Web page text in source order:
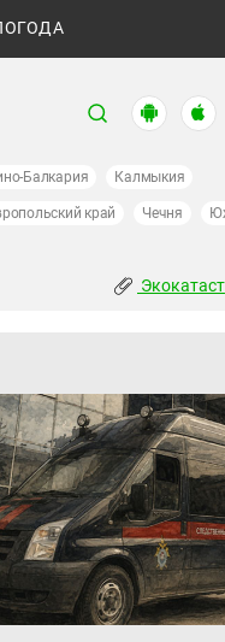
Балкария Калмыкия
край Чечня